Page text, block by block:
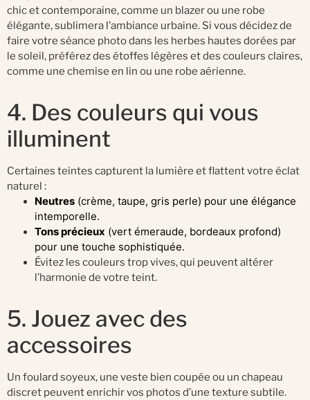
chic et contemporaine, comme un blazer ou une robe
élégante, sublimera l’ambiance urbaine. Si vous décidez de
faire votre séance photo dans les herbes hautes dorées par
le soleil, préférez des étoffes légères et des couleurs claires,
comme une chemise en lin ou une robe aérienne.
4. Des couleurs qui vous
illuminent
Certaines teintes capturent la lumière et flattent votre éclat
naturel :
Neutres (crème, taupe, gris perle) pour une élégance
intemporelle.
Tons précieux (vert émeraude, bordeaux profond)
pour une touche sophistiquée.
Évitez les couleurs trop vives, qui peuvent altérer
l’harmonie de votre teint.
5. Jouez avec des
accessoires
Un foulard soyeux, une veste bien coupée ou un chapeau
discret peuvent enrichir vos photos d’une texture subtile.